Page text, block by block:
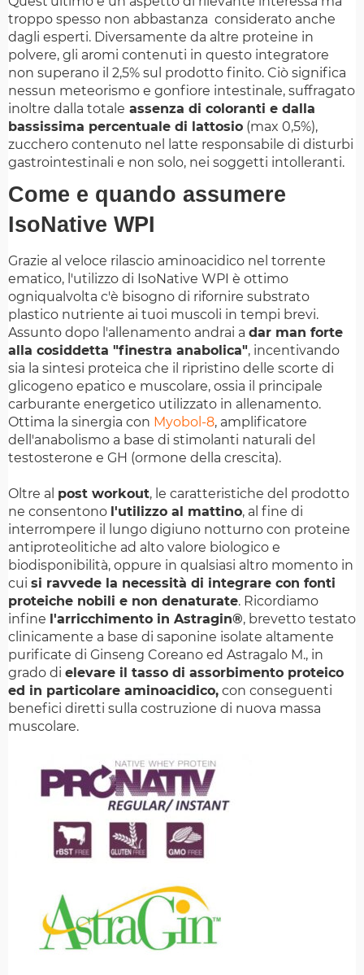
troppo spesso non abbastanza considerato anche
dagli esperti. Diversamente da altre proteine in
polvere, gli aromi contenuti in questo integratore
non superano il 2,5% sul prodotto finito. Ciò significa
nessun meteorismo e gonfiore intestinale, suffragato
inoltre dalla totale assenza di coloranti e dalla
bassissima percentuale di lattosio (max 0,5%),
zucchero contenuto nel latte responsabile di disturbi
gastrointestinali e non solo, nei soggetti intolleranti.
Come e quando assumere
IsoNative WPI
Grazie al veloce rilascio aminoacidico nel torrente
ematico, l'utilizzo di IsoNative WPI è ottimo
ogniqualvolta c'è bisogno di rifornire substrato
plastico nutriente ai tuoi muscoli in tempi brevi.
Assunto dopo l'allenamento andrai a dar man forte
alla cosiddetta "finestra anabolica", incentivando
sia la sintesi proteica che il ripristino delle scorte di
glicogeno epatico e muscolare, ossia il principale
carburante energetico utilizzato in allenamento.
Ottima la sinergia con Myobol-8, amplificatore
dell'anabolismo a base di stimolanti naturali del
testosterone e GH (ormone della crescita).
Oltre al post workout, le caratteristiche del prodotto
ne consentono l'utilizzo al mattino, al fine di
interrompere il lungo digiuno notturno con proteine
antiproteolitiche ad alto valore biologico e
biodisponibilità, oppure in qualsiasi altro momento in
cui si ravvede la necessità di integrare con fonti
proteiche nobili e non denaturate. Ricordiamo
infine l'arricchimento in Astragin®, brevetto testato
clinicamente a base di saponine isolate altamente
purificate di Ginseng Coreano ed Astragalo M., in
grado di elevare il tasso di assorbimento proteico
ed in particolare aminoacidico, con conseguenti
benefici diretti sulla costruzione di nuova massa
muscolare.